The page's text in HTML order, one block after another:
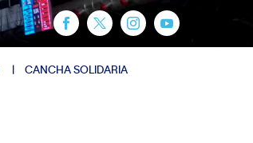
CANCHA SOLIDARIA